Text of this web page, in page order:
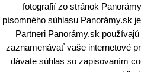
fotografií zo stránok
písomného súhlasu Panorámy.sk
Partneri Panorámy.sk používajú
zaznamenávať vaše internetové
dávate súhlas so zapisovaním